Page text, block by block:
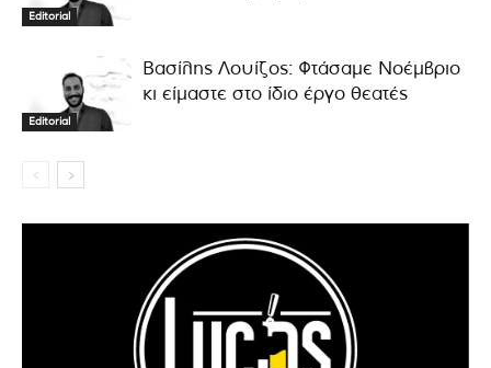
Editorial
Editorial
Βασίλης Λουίζος: Φτάσαμε Νοέμβριο
κι είμαστε στο ίδιο έργο θεατές